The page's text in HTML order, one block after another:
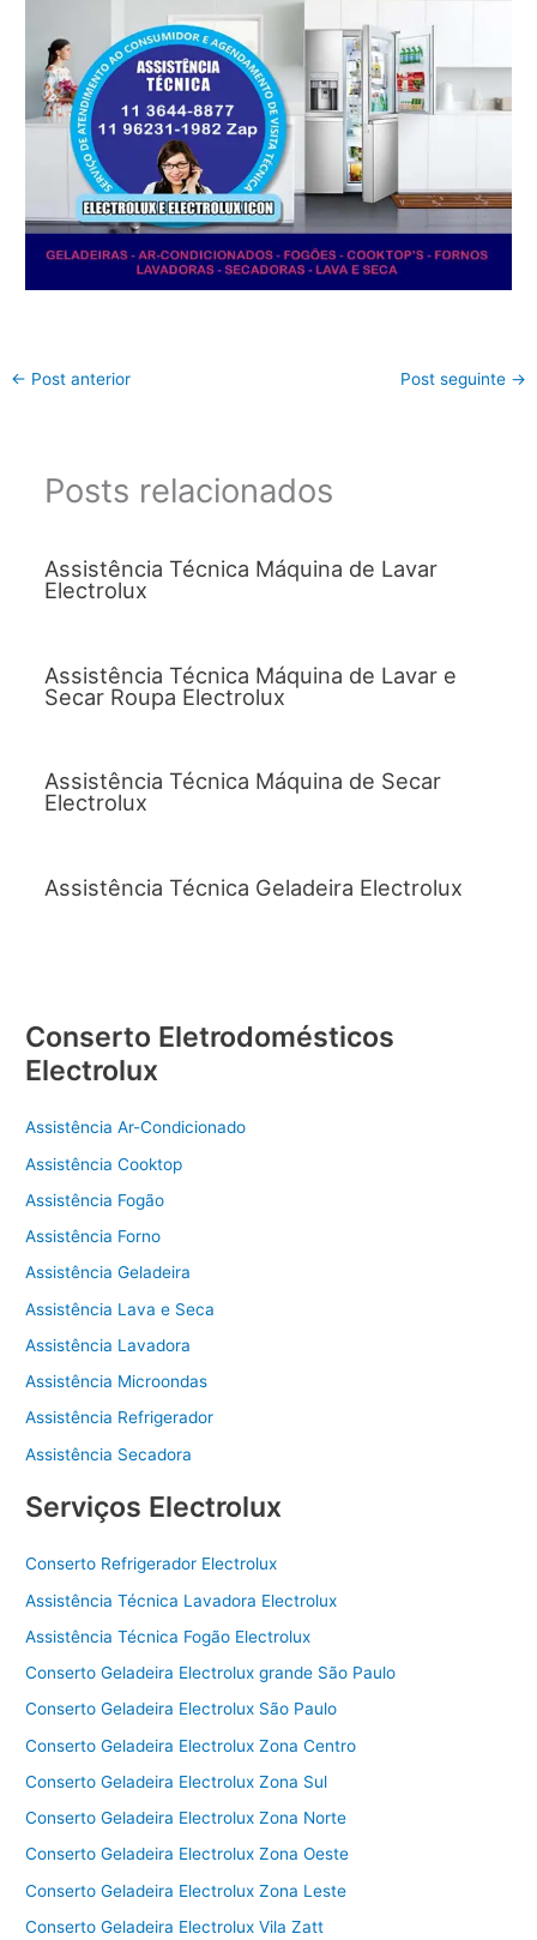
← Post anterior Post seguinte →
Posts relacionados
Assistência Técnica Máquina de Lavar
Electrolux
Assistência Técnica Máquina de Lavar e
Secar Roupa Electrolux
Assistência Técnica Máquina de Secar
Electrolux
Assistência Técnica Geladeira Electrolux
Conserto Eletrodomésticos
Electrolux
Assistência Ar-Condicionado
Assistência Cooktop
Assistência Fogão
Assistência Forno
Assistência Geladeira
Assistência Lava e Seca
Assistência Lavadora
Assistência Microondas
Assistência Refrigerador
Assistência Secadora
Serviços Electrolux
Conserto Refrigerador Electrolux
Assistência Técnica Lavadora Electrolux
Assistência Técnica Fogão Electrolux
Conserto Geladeira Electrolux grande São Paulo
Conserto Geladeira Electrolux São Paulo
Conserto Geladeira Electrolux Zona Centro
Conserto Geladeira Electrolux Zona Sul
Conserto Geladeira Electrolux Zona Norte
Conserto Geladeira Electrolux Zona Oeste
Conserto Geladeira Electrolux Zona Leste
Conserto Geladeira Electrolux Vila Zatt